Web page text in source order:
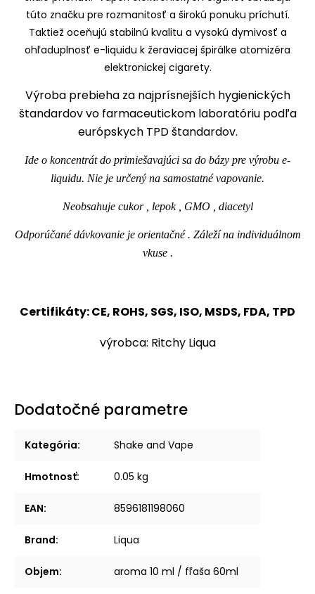
túto značku pre rozmanitosť a širokú ponuku príchutí.
Taktiež oceňujú stabilnú kvalitu a vysokú dymivosť a
ohľaduplnosť e-liquidu k žeraviacej špirálke atomizéra
elektronickej cigarety.
Výroba prebieha za najprísnejších hygienických
štandardov vo farmaceutickom laboratóriu podľa
európskych TPD štandardov.
Ide o koncentrát do primiešavajúci sa do bázy pre výrobu e-
liquidu. Nie je určený na samostatné vapovanie.
Neobsahuje cukor , lepok , GMO , diacetyl
Odporúčané dávkovanie je orientačné . Záleží na individuálnom
vkuse .
Certifikáty: CE, ROHS, SGS, ISO, MSDS, FDA, TPD
výrobca: Ritchy Liqua
Dodatočné parametre
Kategória: Shake and Vape
Hmotnosť: 0.05 kg
EAN: 8596181198060
Brand: Liqua
Objem: aroma 10 ml / fľaša 60ml